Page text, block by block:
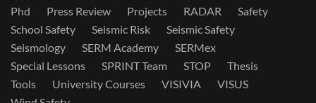
Phd
Press Review Projects RADAR
Safety
School Safety
Seismic Risk
Seismic Safety
Seismology
SERM Academy
SERMex
Special Lessons
SPRINT Team STOP
Thesis
Tools
University Courses VISIVIA
VISUS